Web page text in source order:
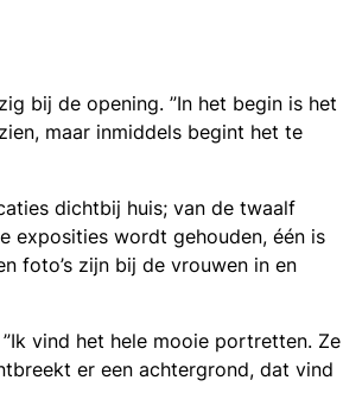
bij de opening. ”In het begin is het
maar inmiddels begint het te
dichtbij huis; van de twaalf
exposities wordt gehouden, één is
foto’s zijn bij de vrouwen in en
vind het hele mooie portretten. Ze
er een achtergrond, dat vind